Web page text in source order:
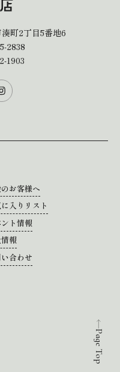
Page Top
町2丁目5番地6
2838
1903
お客様へ
入りリスト
ト情報
報
合わせ